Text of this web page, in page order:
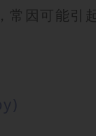
常因可能引